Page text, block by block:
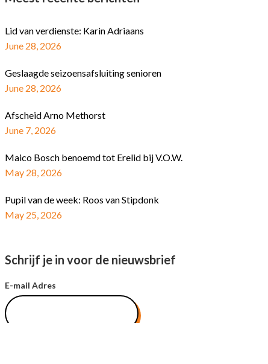
Lid van verdienste: Karin Adriaans
June 28, 2026
Geslaagde seizoensafsluiting senioren
June 28, 2026
Afscheid Arno Methorst
June 7, 2026
Maico Bosch benoemd tot Erelid bij V.O.W.
May 28, 2026
Pupil van de week: Roos van Stipdonk
May 25, 2026
Schrijf je in voor de nieuwsbrief
E-mail Adres